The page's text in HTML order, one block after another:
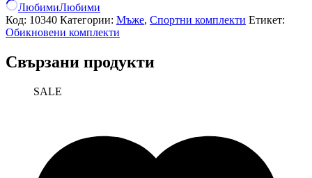
ЛюбимиЛюбими
Код: 10340 Категории: Мъже, Спортни комплекти Етикет:
Обикновени комплекти
Свързани продукти
SALE